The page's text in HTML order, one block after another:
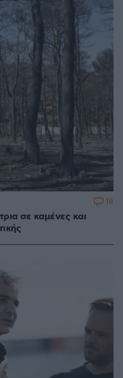
σε καμένες και
18